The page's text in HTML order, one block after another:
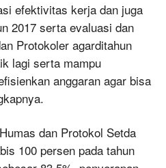
efektivitas kerja dan juga
2017 serta evaluasi dan
Protokoler agarditahun
lagi serta mampu
anggaran agar bisa
dan Protokol Setda
100 persen pada tahun